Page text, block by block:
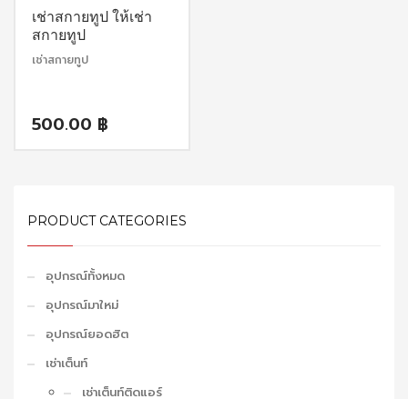
เช่าสกายทูป ให้เช่า
สกายทูป
เช่าสกายทูป
500.00 ฿
PRODUCT CATEGORIES
อุปกรณ์ทั้งหมด
อุปกรณ์มาใหม่
อุปกรณ์ยอดฮิต
เช่าเต็นท์
เช่าเต็นท์ติดแอร์